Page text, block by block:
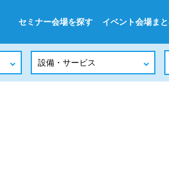
セミナー会場を探す イベント会場ま